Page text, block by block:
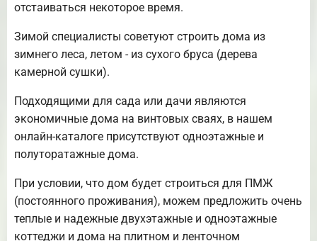
отстаиваться некоторое время.
Зимой специалисты советуют строить дома из
зимнего леса, летом - из сухого бруса (дерева
камерной сушки).
Подходящими для сада или дачи являются
экономичные дома на винтовых сваях, в нашем
онлайн-каталоге присутствуют одноэтажные и
полуторатажные дома.
При условии, что дом будет строиться для ПМЖ
(постоянного проживания), можем предложить очень
теплые и надежные двухэтажные и одноэтажные
коттеджи и дома на плитном и ленточном